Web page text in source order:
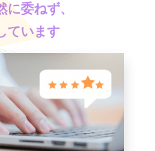
委ねず、
ています